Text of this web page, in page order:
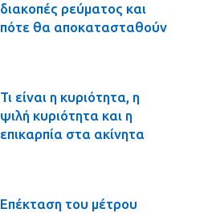
διακοπές ρεύματος και
πότε θα αποκατασταθούν
Τι είναι η κυριότητα, η
ψιλή κυριότητα και η
επικαρπία στα ακίνητα
Επέκταση του μέτρου